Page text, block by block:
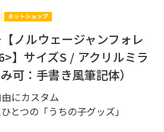
ノルウェージャンフォレ
】サイズS / アクリルミラ
可：手書き風筆記体）
にカスタム
とつの「うちの子グッズ」